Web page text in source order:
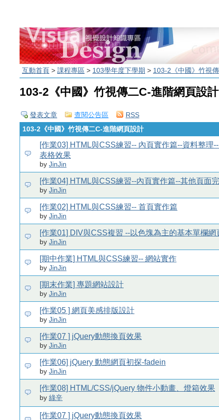
互動首頁 > 課程專區 > 103學年度下學期 > 103-2《中國》竹視
103-2《中國》竹視傳二C-進階網頁設計
發表文章 查閱公告區
RSS
103-2《中國》竹視傳二C-進階網頁設計
[作業03] HTML與CSS練習-- 內頁實作篇--資料整理
表格效果
by JinJin
[作業04] HTML與CSS練習--內頁實作篇--其他頁面
by JinJin
[作業02] HTML與CSS練習-- 首頁實作篇
by JinJin
[作業01] DIV與CSS複習 --以色塊為主的基本單欄網
by JinJin
[期中作業] HTML與CSS練習-- 網站實作
by JinJin
[期末作業] 專題網站設計
by JinJin
[作業05 ] 網頁美感排版設計
by JinJin
[作業07 ] jQuery動態換頁效果
by JinJin
[作業06] jQuery 動態網頁初探-fadein
by JinJin
[作業08] HTML/CSS/jQuery 物件小動畫、燈箱效果
by 綠辛
[作業07 ] jQuery動態換頁效果